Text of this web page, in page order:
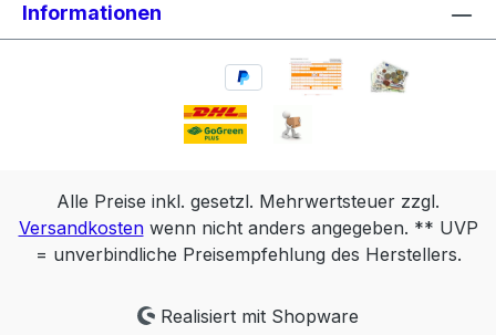
Informationen
Alle Preise inkl. gesetzl. Mehrwertsteuer zzgl.
Versandkostenwenn nicht anders angegeben. ** UVP
= unverbindliche Preisempfehlung des Herstellers.
Realisiert mit Shopware